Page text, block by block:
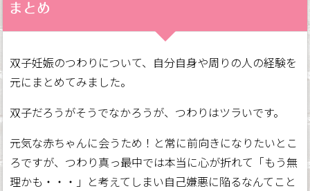
まとめ
双子妊娠のつわりについて、自分自身や周りの人の経験を
元にまとめてみました。
双子だろうがそうでなかろうが、つわりはツラいです。
元気な赤ちゃんに会うため！と常に前向きになりたいとこ
ろですが、つわり真っ最中では本当に心が折れて「もう無
理かも・・・」と考えてしまい自己嫌悪に陥るなんてこと